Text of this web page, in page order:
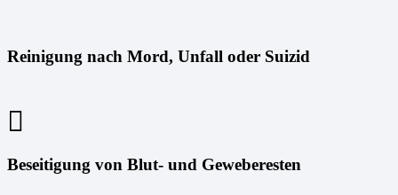
Reinigung nach Mord, Unfall oder Suizid
Beseitigung von Blut- und Geweberesten